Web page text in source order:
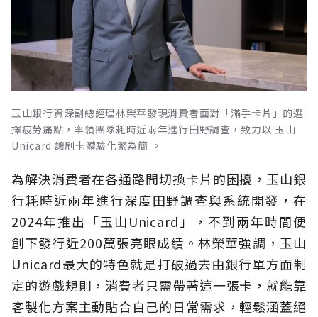
玉山銀行資深副總經理林榮華發現消費者面對「滿手卡片」的選
擇疲勞痛點，率領團隊耗時近兩年進行田野調查，致力以 玉山
Unicard 讓刷卡體驗化繁為簡 。
為解決消費者在各通路間切換卡片的困擾，玉山銀
行耗時近兩年進行深度田野調查與系統開發，在
2024年推出「玉山Unicard」，不到兩年時間便
創下發行近200萬張亮眼成績。林榮華強調，玉山
Unicard最大的特色就是打破過去由銀行單方面制
定的遊戲規則，消費者只需帶著這一張卡，就能靠
客製化方案主動貼合自己的日常需求，輕鬆涵蓋絕